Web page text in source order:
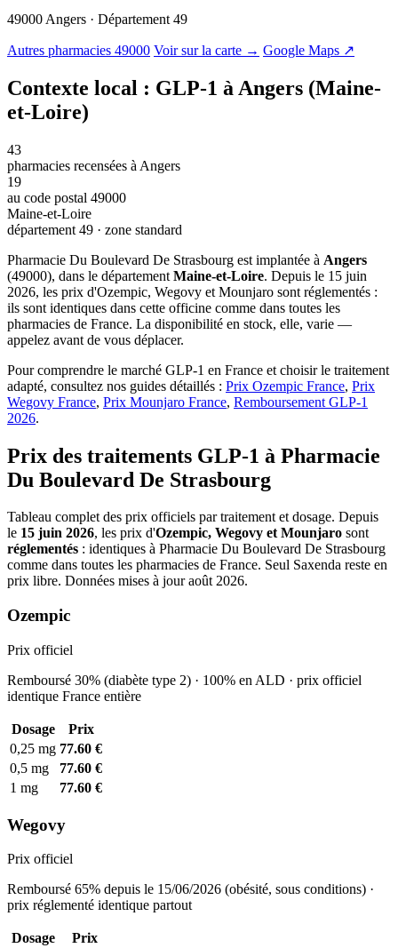
49000 Angers · Département 49
Autres pharmacies 49000 Voir sur la carte → Google Maps ↗
Contexte local : GLP-1 à Angers (Maine-
et-Loire)
43
pharmacies recensées à Angers
19
au code postal 49000
Maine-et-Loire
département 49 · zone standard
Pharmacie Du Boulevard De Strasbourg est implantée à Angers
(49000), dans le département Maine-et-Loire. Depuis le 15 juin
2026, les prix d'Ozempic, Wegovy et Mounjaro sont réglementés :
ils sont identiques dans cette officine comme dans toutes les
pharmacies de France. La disponibilité en stock, elle, varie —
appelez avant de vous déplacer.
Pour comprendre le marché GLP-1 en France et choisir le traitement
adapté, consultez nos guides détaillés : Prix Ozempic France, Prix
Wegovy France, Prix Mounjaro France, Remboursement GLP-1
2026.
Prix des traitements GLP-1 à Pharmacie
Du Boulevard De Strasbourg
Tableau complet des prix officiels par traitement et dosage. Depuis
le 15 juin 2026, les prix d'Ozempic, Wegovy et Mounjaro sont
réglementés : identiques à Pharmacie Du Boulevard De Strasbourg
comme dans toutes les pharmacies de France. Seul Saxenda reste en
prix libre. Données mises à jour août 2026.
Ozempic
Prix officiel
Remboursé 30% (diabète type 2) · 100% en ALD · prix officiel
identique France entière
Dosage
Prix
0,25 mg 77.60 €
0,5 mg
77.60 €
1 mg
77.60 €
Wegovy
Prix officiel
Remboursé 65% depuis le 15/06/2026 (obésité, sous conditions) ·
prix réglementé identique partout
Dosage
Prix